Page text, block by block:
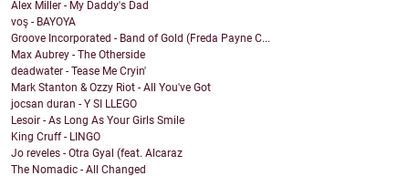
Alex Miller - My Daddy's Dad
voş - BAYOYA
Groove Incorporated - Band of Gold (Freda Payne C...
Max Aubrey - The Otherside
deadwater - Tease Me Cryin'
Mark Stanton & Ozzy Riot - All You've Got
jocsan duran - Y SI LLEGO
Lesoir - As Long As Your Girls Smile
King Cruff - LINGO
Jo reveles - Otra Gyal (feat. Alcaraz
The Nomadic - All Changed